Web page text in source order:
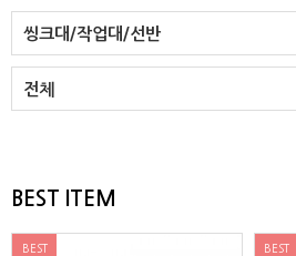
씽크대/작업대/선반
전체
BEST ITEM
BEST
BEST